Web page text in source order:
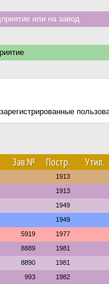
или на завод
Зав.№ Постр. Утил.
1913
1913
1949
1949
5919 1977
8889 1981
8890 1981
993 1982